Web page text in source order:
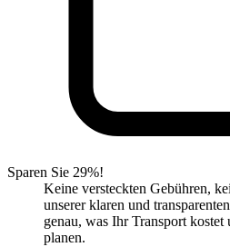
Sparen Sie 29%!
Keine versteckten Gebühren,
unserer klaren und
genau, was Ihr Transport kostet
planen.